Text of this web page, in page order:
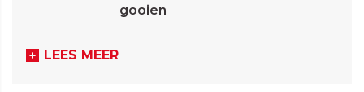
gooien
LEES MEER